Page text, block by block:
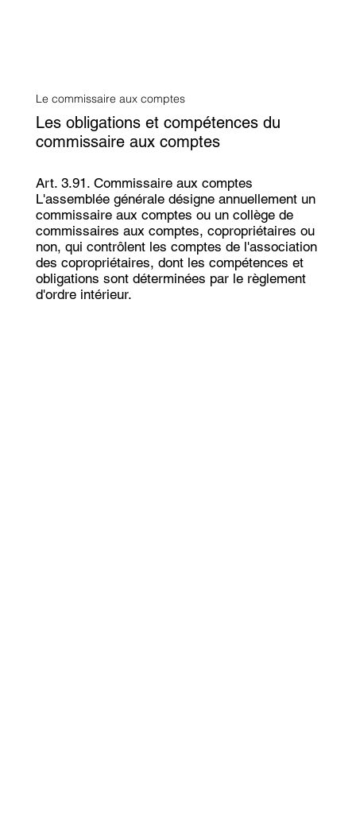
Le commissaire aux comptes
Les obligations et compétences du
commissaire aux comptes
Art. 3.91. Commissaire aux comptes
L'assemblée générale désigne annuellement un
commissaire aux comptes ou un collège de
commissaires aux comptes, copropriétaires ou
non, qui contrôlent les comptes de l'association
des copropriétaires, dont les compétences et
obligations sont déterminées par le règlement
d'ordre intérieur.